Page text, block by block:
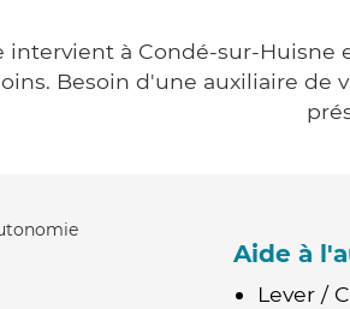
intervient à Condé-sur-
Besoin d'une auxiliaire
Aide à
Lever /